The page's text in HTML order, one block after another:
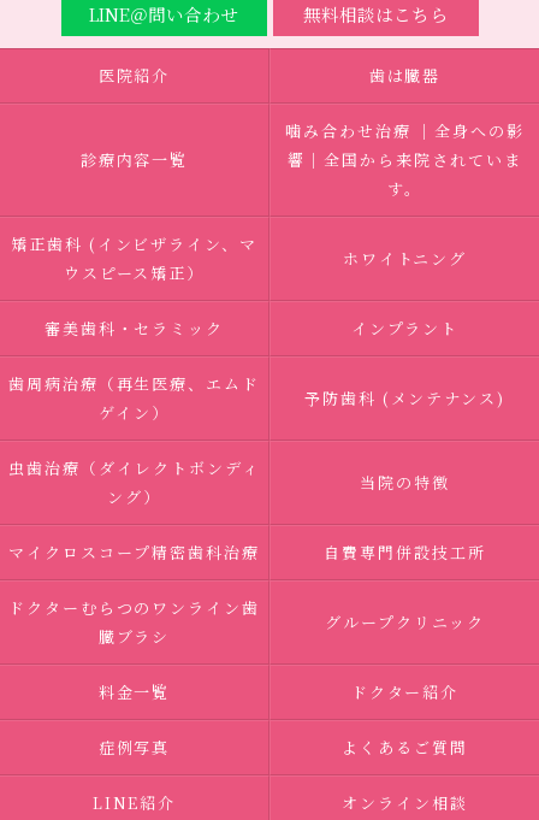
LINE＠問い合わせ 無料相談はこちら
医院紹介 歯は臓器
診療内容一覧
噛み合わせ治療 ｜全身への影
響｜全国から来院されていま
す。
矯正歯科 (インビザライン、マ
ウスピース矯正）
ホワイトニング
審美歯科・セラミック インプラント
歯周病治療（再生医療、エムド
ゲイン）
予防歯科 (メンテナンス)
虫歯治療（ダイレクトボンディ
ング）
当院の特徴
マイクロスコープ精密歯科治療 自費専門併設技工所
ドクターむらつのワンライン歯
臓ブラシ
グループクリニック
料金一覧 ドクター紹介
症例写真 よくあるご質問
LINE紹介 オンライン相談